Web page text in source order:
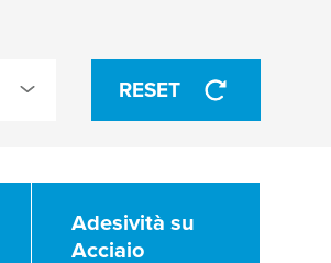
RESET
Adesività su
Acciaio
Adesività su
Acciaio